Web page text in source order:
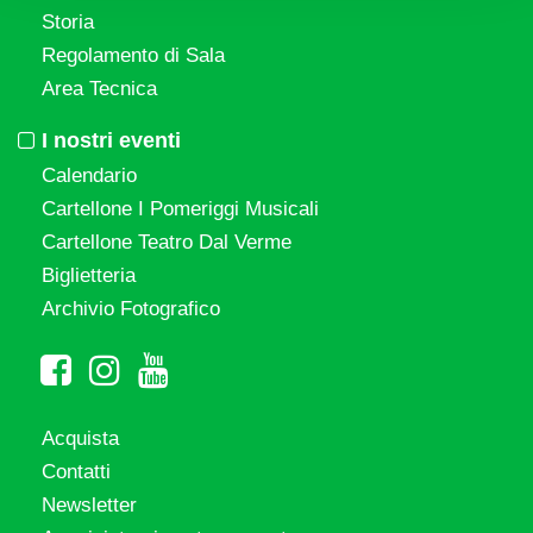
Storia
Regolamento di Sala
Area Tecnica
I nostri eventi
Calendario
Cartellone I Pomeriggi Musicali
Cartellone Teatro Dal Verme
Biglietteria
Archivio Fotografico
Acquista
Contatti
Newsletter